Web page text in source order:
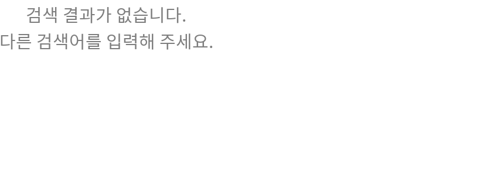
검색 결과가 없습니다.
다른 검색어를 입력해 주세요.